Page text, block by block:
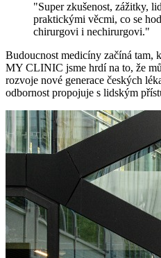
"Super zkušenost, zážitky,
praktickými věcmi, co se
chirurgovi i nechirurgovi."
Budoucnost medicíny začíná tam,
MY CLINIC jsme hrdí na to, že
rozvoje nové generace českých
odbornost propojuje s lidským